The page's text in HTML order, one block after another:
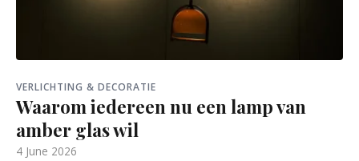
VERLICHTING & DECORATIE
Waarom iedereen nu een lamp van
amber glas wil
4 June 2026